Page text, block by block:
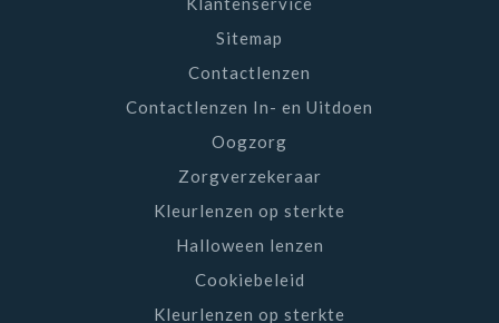
– Speciaal ontwikkeld voor dragers
met droge ogen
– Comfortabele maandlenzen
met natuurlijke bevochtiging
Sitemap
Contactlenzen
Contactlenzen In- en Uitdoen
Oogzorg
Zorgverzekeraar
Kleurlenzen op sterkte
Halloween lenzen
Cookiebeleid
Kleurlenzen op sterkte